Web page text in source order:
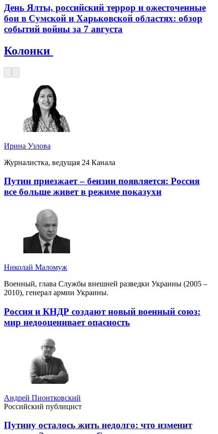
День Ялты, российский террор и ожесточенные
бои в Сумской и Харьковской областях: обзор
событий войны за 7 августа
Колонки
Ирина Узлова
Журналистка, ведущая 24 Канала
Путин приезжает – бензин появляется: Россия
все больше живет в режиме показухи
Николай Маломуж
Военный, глава Службы внешней разведки Украины (2005 –
2010), генерал армии Украины.
Россия и КНДР создают новый военный союз:
мир недооценивает опасность
Андрей Пионтковский
Российский публицист
Путину осталось жить недолго: что изменит